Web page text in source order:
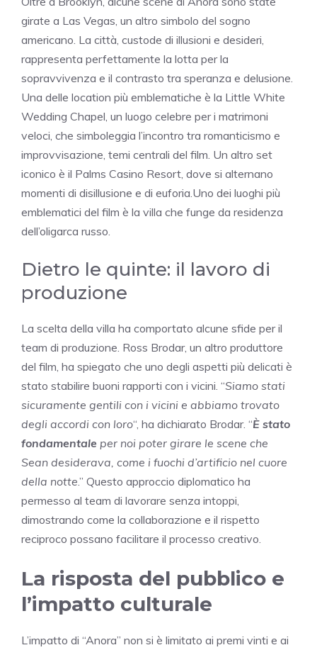
girate a Las Vegas, un altro simbolo del sogno
americano. La città, custode di illusioni e desideri,
rappresenta perfettamente la lotta per la
sopravvivenza e il contrasto tra speranza e delusione.
Una delle location più emblematiche è la Little White
Wedding Chapel, un luogo celebre per i matrimoni
veloci, che simboleggia l’incontro tra romanticismo e
improvvisazione, temi centrali del film. Un altro set
iconico è il Palms Casino Resort, dove si alternano
momenti di disillusione e di euforia.Uno dei luoghi più
emblematici del film è la villa che funge da residenza
dell’oligarca russo.
Dietro le quinte: il lavoro di
produzione
La scelta della villa ha comportato alcune sfide per il
team di produzione. Ross Brodar, un altro produttore
del film, ha spiegato che uno degli aspetti più delicati è
stato stabilire buoni rapporti con i vicini. “Siamo stati
sicuramente gentili con i vicini e abbiamo trovato
degli accordi con loro“, ha dichiarato Brodar. “È stato
fondamentale per noi poter girare le scene che
Sean desiderava, come i fuochi d’artificio nel cuore
della notte.” Questo approccio diplomatico ha
permesso al team di lavorare senza intoppi,
dimostrando come la collaborazione e il rispetto
reciproco possano facilitare il processo creativo.
La risposta del pubblico e
l’impatto culturale
L’impatto di “Anora” non si è limitato ai premi vinti e ai